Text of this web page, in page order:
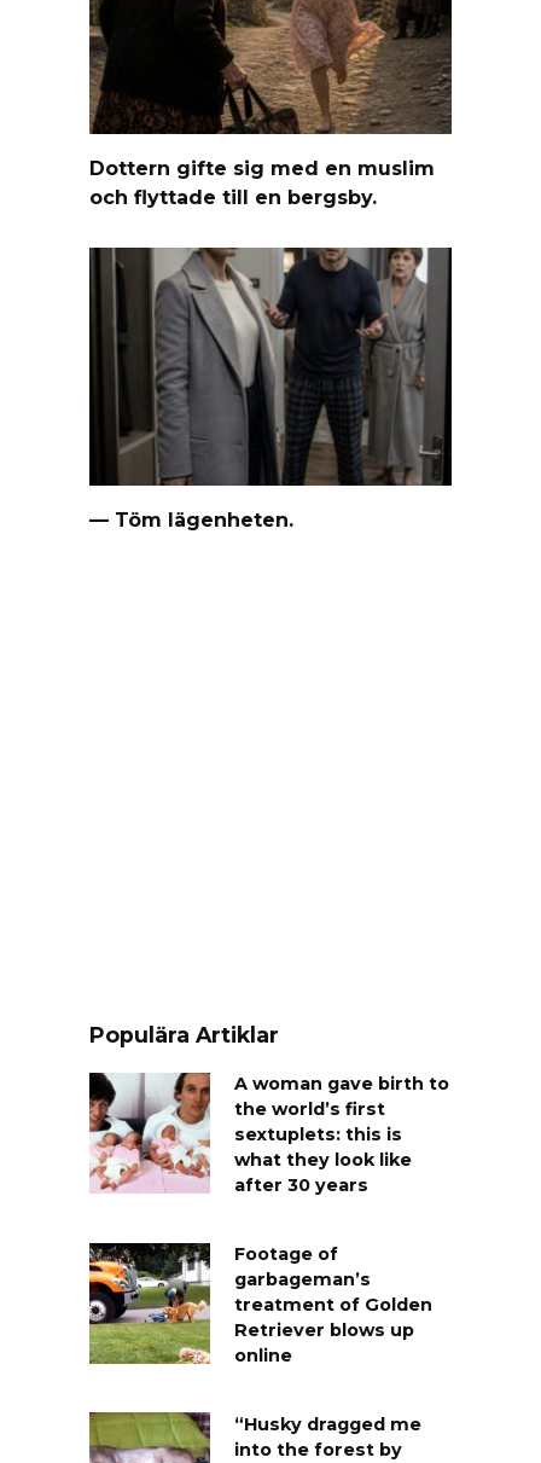
Dottern gifte sig med en muslim
och flyttade till en bergsby.
— Töm lägenheten.
Populära Artiklar
A woman gave birth to
the world’s first
sextuplets: this is
what they look like
after 30 years
Footage of
garbageman’s
treatment of Golden
Retriever blows up
online
“Husky dragged me
into the forest by